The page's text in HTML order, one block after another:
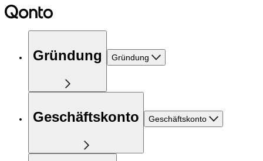
Gründung Gründung
Geschäftskonto Geschäftskonto